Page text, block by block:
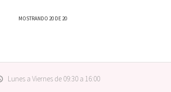
MOSTRANDO 20 DE20
Lunes a Viernes de 09:30 a 16:00